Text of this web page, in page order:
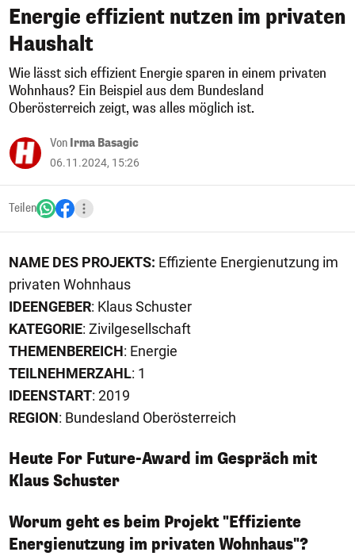
Energie effizient nutzen im privaten
Haushalt
Wie lässt sich effizient Energie sparen in einem privaten
Wohnhaus? Ein Beispiel aus dem Bundesland
Oberösterreich zeigt, was alles möglich ist.
Von Irma Basagic
06.11.2024, 15:26
Teilen
NAME DES PROJEKTS: Effiziente Energienutzung im
privaten Wohnhaus
IDEENGEBER: Klaus Schuster
KATEGORIE: Zivilgesellschaft
THEMENBEREICH: Energie
TEILNEHMERZAHL: 1
IDEENSTART: 2019
REGION: Bundesland Oberösterreich
Heute For Future-Award im Gespräch mit
Klaus Schuster
Worum geht es beim Projekt "Effiziente
Energienutzung im privaten Wohnhaus"?